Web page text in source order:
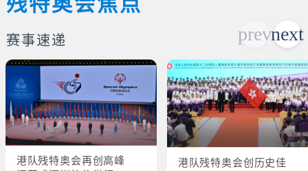
赛事速递
港队残特奥会再创高峰
港队残特奥会创历史佳